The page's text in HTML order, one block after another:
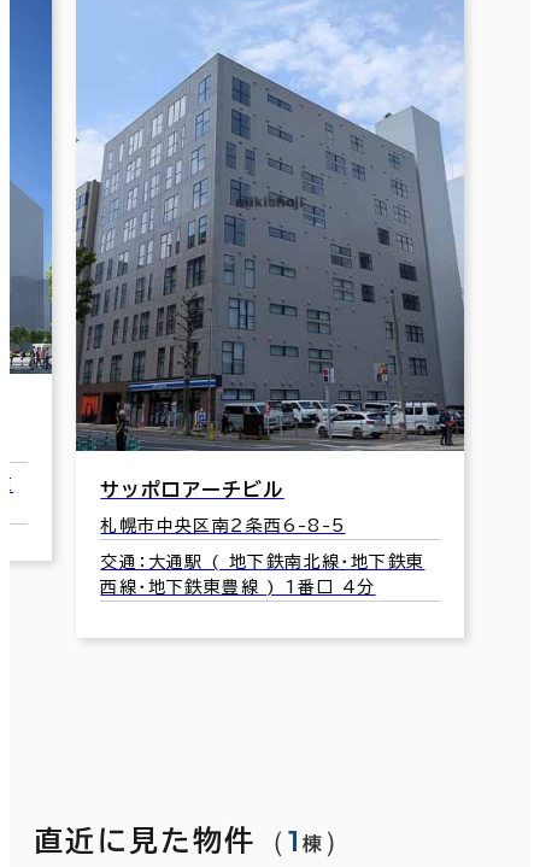
サッポロアーチビル
札幌市中央区南２条西6-8-5
交通：大通駅 ( 地下鉄南北線･地下鉄東
西線･地下鉄東豊線 ) 1番口 4分
直近に見た物件 （1 棟 ）